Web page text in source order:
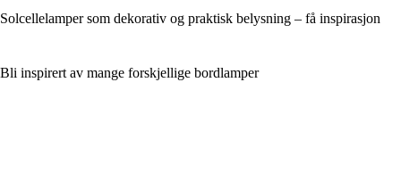
Solcellelamper som dekorativ og praktisk belysning – få inspirasjon
Bli inspirert av mange forskjellige bordlamper